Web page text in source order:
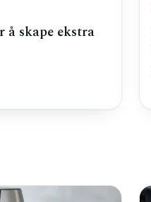
å skape ekstra